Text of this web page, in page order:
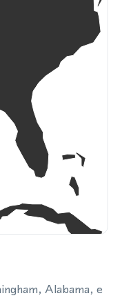
Alabama, e